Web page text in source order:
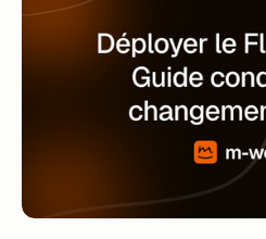
endroits, appelés des « tiers-
tiers-lieux ? Pourquoi se
lieu de rester chez soi ? Voici